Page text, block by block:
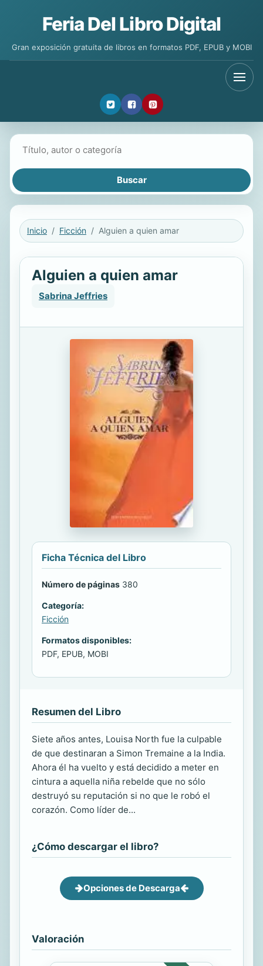
Feria Del Libro Digital
Gran exposición gratuita de libros en formatos PDF, EPUB y MOBI
Inicio Ficción Alguien a quien amar
Alguien a quien amar
Sabrina Jeffries
Ficha Técnica del Libro
Número de páginas 380
Categoría:
Ficción
Formatos disponibles:
PDF, EPUB, MOBI
Resumen del Libro
Siete años antes, Louisa North fue la culpable
de que destinaran a Simon Tremaine a la India.
Ahora él ha vuelto y está decidido a meter en
cintura a aquella niña rebelde que no sólo
destruyó su reputación si no que le robó el
corazón. Como líder de...
¿Cómo descargar el libro?
Opciones de Descarga
Valoración